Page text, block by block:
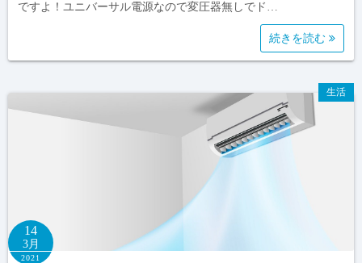
ですよ！ユニバーサル電源なので変圧器無しでド…
続きを読む
生活
14
3月
2021